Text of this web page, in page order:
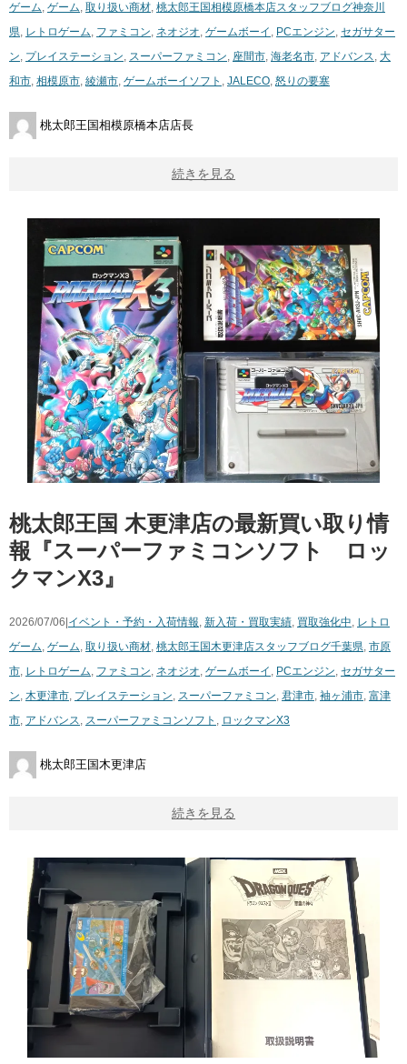
ゲーム, ゲーム, 取り扱い商材, 桃太郎王国相模原橋本店スタッフブログ神奈川
県, レトロゲーム, ファミコン, ネオジオ, ゲームボーイ , PCエンジン, セガサター
ン, プレイステーション, スーパーファミコン, 座間市, 海老名市, アドバンス, 大
和市, 相模原市, 綾瀬市, ゲームボーイソフト , JALECO, 怒りの要塞
桃太郎王国相模原橋本店店長
続きを見る
桃太郎王国 木更津店の最新買い取り情
報『スーパーファミコンソフト ロッ
クマンX3』
2026/07/06| イベント・予約・入荷情報, 新入荷・買取実績, 買取強化中, レトロ
ゲーム, ゲーム, 取り扱い商材, 桃太郎王国木更津店スタッフブログ千葉県, 市原
市, レトロゲーム, ファミコン, ネオジオ, ゲームボーイ , PCエンジン, セガサター
ン, 木更津市, プレイステーション, スーパーファミコン, 君津市, 袖ヶ浦市, 富津
市, アドバンス, スーパーファミコンソフト , ロックマンX3
桃太郎王国木更津店
続きを見る